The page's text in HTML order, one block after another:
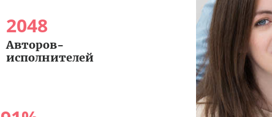
2048
Авторов-
исполнителей